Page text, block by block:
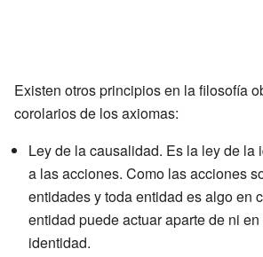
Existen otros principios en la filosofía
corolarios de los axiomas:
Ley de la causalidad. Es la ley de la
a las acciones. Como las acciones
entidades y toda entidad es algo en
entidad puede actuar aparte de ni
identidad.